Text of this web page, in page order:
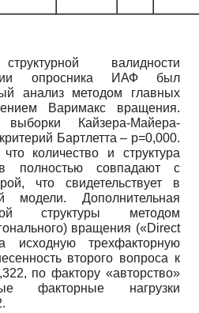
валидности
опросника ИАФ был
анализ методом главных
Варимакс вращения.
Кайзера-Майера-
Бартлетта – р=0,000.
количество и структура
полностью совпадают с
что свидетельствует в
модели. Дополнительная
структуры методом
вращения («Direct
исходную трехфакторную
второго вопроса к
по фактору «авторство»
факторные нагрузки